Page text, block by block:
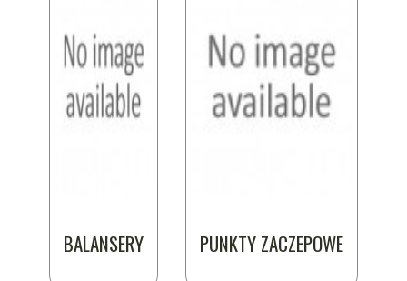
BALANSERY PUNKTY ZACZEPOWE